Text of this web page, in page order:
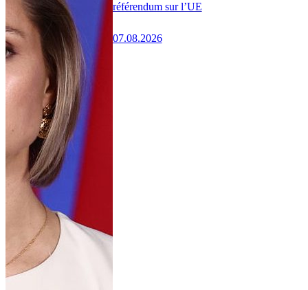
référendum sur l’UE
07.08.2026